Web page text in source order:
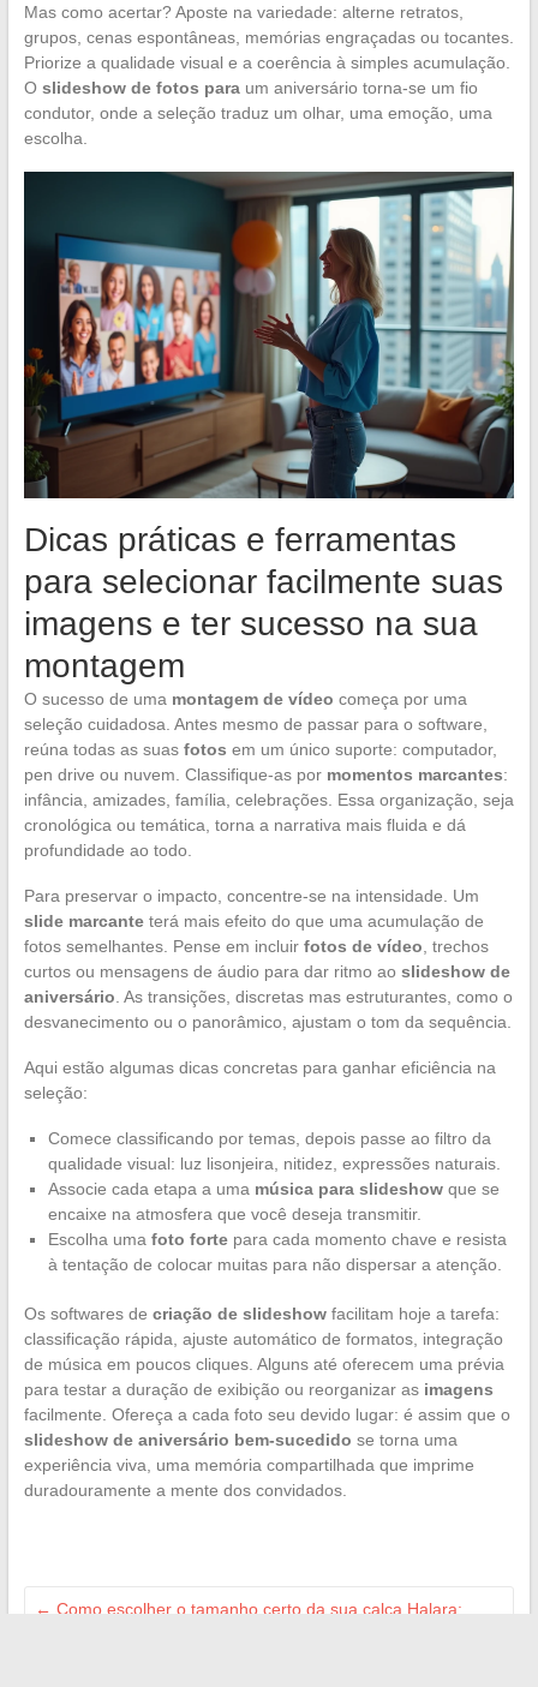
Mas como acertar? Aposte na variedade: alterne retratos,
grupos, cenas espontâneas, memórias engraçadas ou tocantes.
Priorize a qualidade visual e a coerência à simples acumulação.
O slideshow de fotos paraum aniversário torna-se um fio
condutor, onde a seleção traduz um olhar, uma emoção, uma
escolha.
Dicas práticas e ferramentas
para selecionar facilmente suas
imagens e ter sucesso na sua
montagem
O sucesso de uma montagem de vídeo começa por uma
seleção cuidadosa. Antes mesmo de passar para o software,
reúna todas as suas fotos em um único suporte: computador,
pen drive ou nuvem. Classifique-as por momentos marcantes:
infância, amizades, família, celebrações. Essa organização, seja
cronológica ou temática, torna a narrativa mais fluida e dá
profundidade ao todo.
Para preservar o impacto, concentre-se na intensidade. Um
slide marcanteterá mais efeito do que uma acumulação de
fotos semelhantes. Pense em incluir fotos de vídeo , trechos
curtos ou mensagens de áudio para dar ritmo ao slideshow de
aniversário . As transições, discretas mas estruturantes, como o
desvanecimento ou o panorâmico, ajustam o tom da sequência.
Aqui estão algumas dicas concretas para ganhar eficiência na
seleção:
Comece classificando por temas, depois passe ao filtro da
qualidade visual: luz lisonjeira, nitidez, expressões naturais.
Associe cada etapa a uma música para slideshowque se
encaixe na atmosfera que você deseja transmitir.
Escolha uma foto fortepara cada momento chave e resista
à tentação de colocar muitas para não dispersar a atenção.
Os softwares de criação de slideshowfacilitam hoje a tarefa:
classificação rápida, ajuste automático de formatos, integração
de música em poucos cliques. Alguns até oferecem uma prévia
para testar a duração de exibição ou reorganizar as imagens
facilmente. Ofereça a cada foto seu devido lugar: é assim que o
slideshow de aniversário bem-sucedido se torna uma
experiência viva, uma memória compartilhada que imprime
duradouramente a mente dos convidados.
← Como escolher o tamanho certo da sua calça Halara: